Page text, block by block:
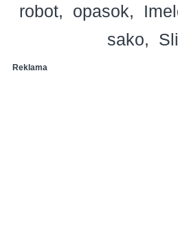
robot
opasok
sako
Reklama